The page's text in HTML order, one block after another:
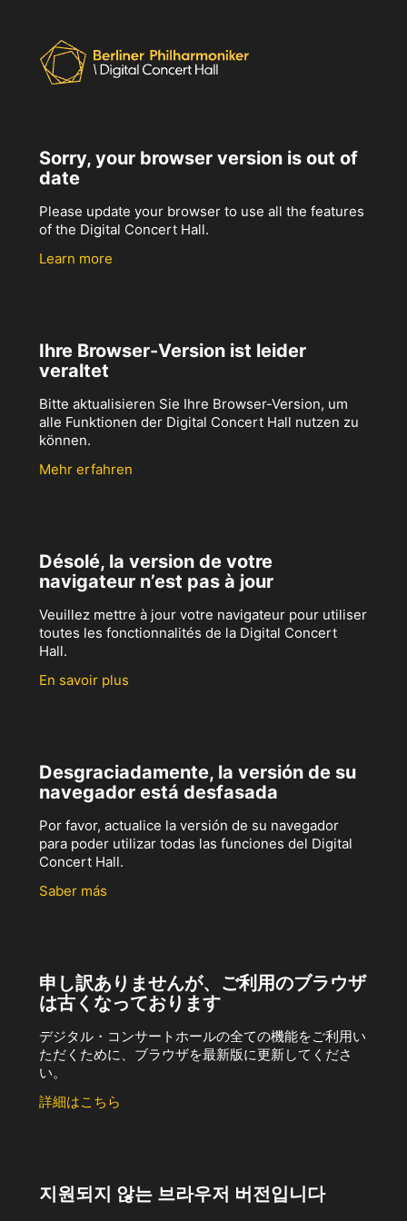
Sorry, your browser version is out of
date
Please update your browser to use all the features
of the Digital Concert Hall.
Learn more
Ihre Browser-Version ist leider
veraltet
Bitte aktualisieren Sie Ihre Browser-Version, um
alle Funktionen der Digital Concert Hall nutzen zu
können.
Mehr erfahren
Désolé, la version de votre
navigateur n’est pas à jour
Veuillez mettre à jour votre navigateur pour utiliser
toutes les fonctionnalités de la Digital Concert
Hall.
En savoir plus
Desgraciadamente, la versión de su
navegador está desfasada
Por favor, actualice la versión de su navegador
para poder utilizar todas las funciones del Digital
Concert Hall.
Saber más
申し訳ありませんが、ご利用のブラウザ
は古くなっております
デジタル・コンサートホールの全ての機能をご利用い
ただくために、ブラウザを最新版に更新してくださ
い。
詳細はこちら
지원되지 않는 브라우저 버전입니다